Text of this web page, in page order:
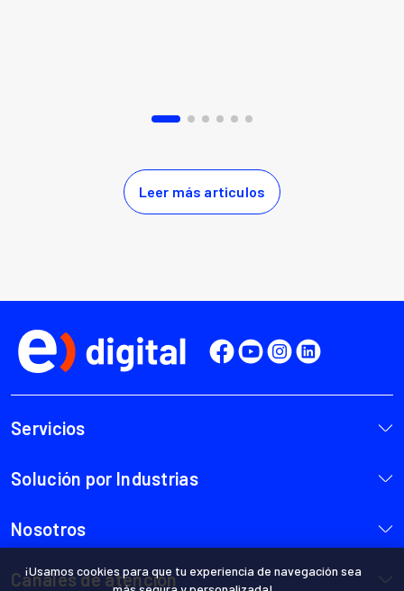
¡Usamos cookies para que tu experiencia de navegación sea